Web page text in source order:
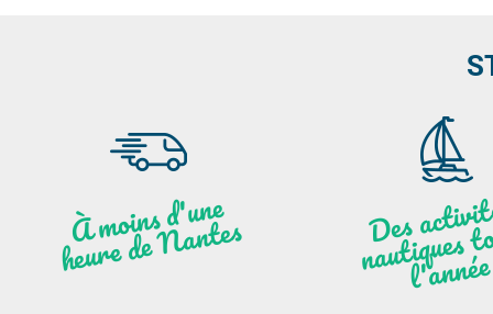
À
moi
ns
d'u
ne
heu
re
de
N
a
ntes quesnée